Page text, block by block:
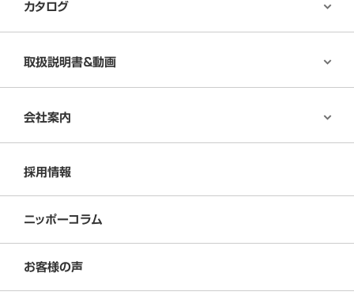
カタログ
取扱説明書＆動画
会社案内
採用情報
ニッポーコラム
お客様の声